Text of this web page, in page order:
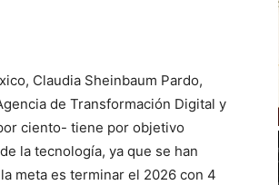
Claudia Sheinbaum Pardo,
de Transformación Digital y
ciento- tiene por objetivo
la tecnología, ya que se han
meta es terminar el 2026 con 4